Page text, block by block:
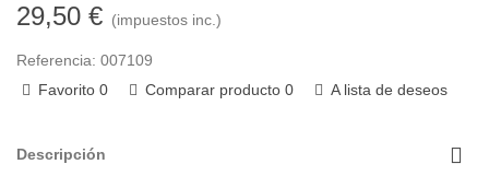
29,50 € (impuestos inc.)
Referencia: 007109
Favorito 0 Comparar producto 0 A lista de deseos
Descripción